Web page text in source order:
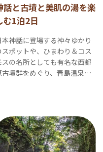
話と古墳と美肌の湯を楽
む1泊2日
本神話に登場する神々ゆかり
スポットや、ひまわり＆コス
スの名所としても有名な西都
古墳群をめぐり、青島温泉や